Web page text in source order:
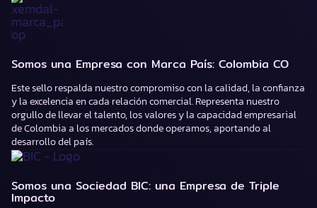
Somos una Empresa con Marca País: Colombia CO
Este sello respalda nuestro compromiso con la calidad, la confianza
y la excelencia en cada relación comercial. Representa nuestro
orgullo de llevar el talento, los valores y la capacidad empresarial
de Colombia a los mercados donde operamos, aportando al
desarrollo del país.
Somos una Sociedad BIC: una Empresa de Triple
Impacto